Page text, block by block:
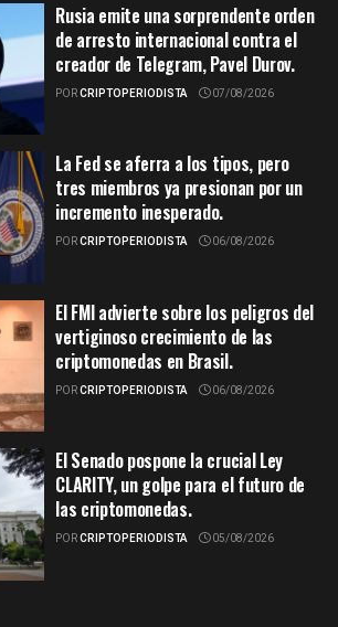
Rusia emite una sorprendente orden
de arresto internacional contra el
creador de Telegram, Pavel Durov.
PORCRIPTOPERIODISTA 07/08/2026
La Fed se aferra a los tipos, pero
tres miembros ya presionan por un
incremento inesperado.
PORCRIPTOPERIODISTA 06/08/2026
El FMI advierte sobre los peligros del
vertiginoso crecimiento de las
criptomonedas en Brasil.
PORCRIPTOPERIODISTA 06/08/2026
El Senado pospone la crucial Ley
CLARITY, un golpe para el futuro de
las criptomonedas.
PORCRIPTOPERIODISTA 05/08/2026